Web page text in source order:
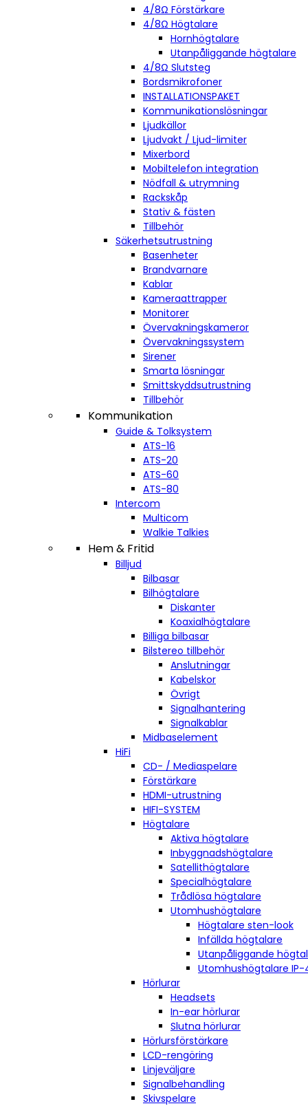
4/8Ω Förstärkare
4/8Ω Högtalare
Hornhögtalare
Utanpåliggande högtalare
4/8Ω Slutsteg
Bordsmikrofoner
INSTALLATIONSPAKET
Kommunikationslösningar
Ljudkällor
Ljudvakt / Ljud-limiter
Mixerbord
Mobiltelefon integration
Nödfall & utrymning
Rackskåp
Stativ & fästen
Tillbehör
Säkerhetsutrustning
Basenheter
Brandvarnare
Kablar
Kameraattrapper
Monitorer
Övervakningskameror
Övervakningssystem
Sirener
Smarta lösningar
Smittskyddsutrustning
Tillbehör
Kommunikation
Guide & Tolksystem
ATS-16
ATS-20
ATS-60
ATS-80
Intercom
Multicom
Walkie Talkies
Hem & Fritid
Billjud
Bilbasar
Bilhögtalare
Diskanter
Koaxialhögtalare
Billiga bilbasar
Bilstereo tillbehör
Anslutningar
Kabelskor
Övrigt
Signalhantering
Signalkablar
Midbaselement
HiFi
CD- / Mediaspelare
Förstärkare
HDMI-utrustning
HIFI-SYSTEM
Högtalare
Aktiva högtalare
Inbyggnadshögtalare
Satellithögtalare
Specialhögtalare
Trådlösa högtalare
Utomhushögtalare
Högtalare sten-look
Infällda högtalare
Utanpåliggande
Utomhushögtalare IP-
Hörlurar
Headsets
In-ear hörlurar
Slutna hörlurar
Hörlursförstärkare
LCD-rengöring
Linjeväljare
Signalbehandling
Skivspelare